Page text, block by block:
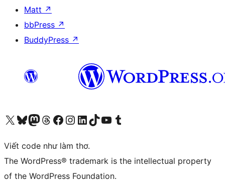
Matt ↗
bbPress ↗
BuddyPress ↗
Truy cập tài khoản X (trước đây là Twitter) của chúng tôiVisit our Bluesky account
Visit our Mastodon account
Visit our Threads account
Xem trang Facebook của chúng tôiTruy cập tài khoản Instagram của chúng tôiTruy cập tài khoản LinkedIn của chúng tôiVisit our TikTok account
Truy cập kênh YouTube của chúng tôi Visit our Tumblr account
Viết code như làm thơ.
The WordPress® trademark is the intellectual property
of the WordPress Foundation.